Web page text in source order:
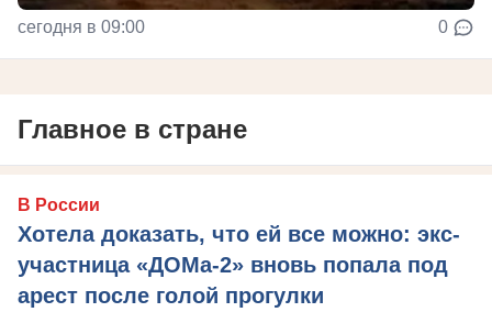
сегодня в 09:00 0
Главное в стране
В России
Хотела доказать, что ей все можно: экс-
участница «ДОМа-2» вновь попала под
арест после голой прогулки